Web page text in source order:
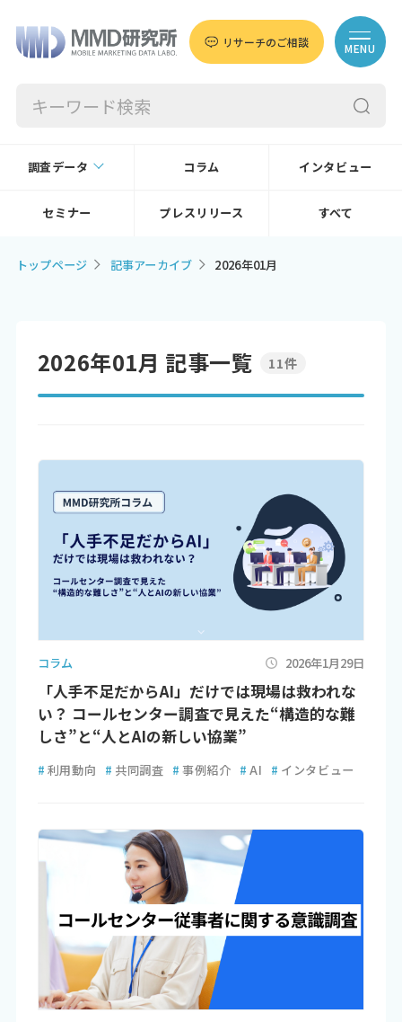
リサーチのご相談 MENU
調査データ コラム インタビュー
セミナー プレスリリース すべて
トップページ 記事アーカイブ 2026年01月
2026年01月 記事一覧 11件
コラム 2026年1月29日
「人手不足だからAI」だけでは現場は救われな
い？ コールセンター調査で見えた“構造的な難
しさ”と“人とAIの新しい協業”
# 利用動向 # 共同調査 # 事例紹介 # AI # インタビュー